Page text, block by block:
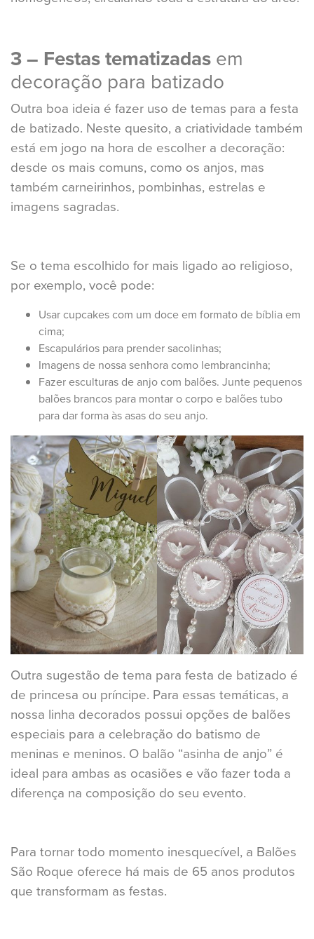
3 – Festas tematizadasem
decoração para batizado
Outra boa ideia é fazer uso de temas para a festa
de batizado. Neste quesito, a criatividade também
está em jogo na hora de escolher a decoração:
desde os mais comuns, como os anjos, mas
também carneirinhos, pombinhas, estrelas e
imagens sagradas.
Se o tema escolhido for mais ligado ao religioso,
por exemplo, você pode:
Usar cupcakes com um doce em formato de bíblia em
cima;
Escapulários para prender sacolinhas;
Imagens de nossa senhora como lembrancinha;
Fazer esculturas de anjo com balões. Junte pequenos
balões brancos para montar o corpo e balões tubo
para dar forma às asas do seu anjo.
Outra sugestão de tema para festa de batizado é
de princesa ou príncipe. Para essas temáticas, a
nossa linha decorados possui opções de balões
especiais para a celebração do batismo de
meninas e meninos. O balão “asinha de anjo” é
ideal para ambas as ocasiões e vão fazer toda a
diferença na composição do seu evento.
Para tornar todo momento inesquecível, a Balões
São Roque oferece há mais de 65 anos produtos
que transformam as festas.